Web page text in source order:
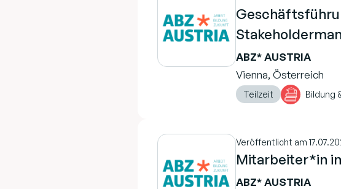
ABZ* AUSTRIA
Vienna, Österreich
Teilzeit Bildung
Veröffentlicht am
Mitarbeiter*in
ABZ* AUSTRIA